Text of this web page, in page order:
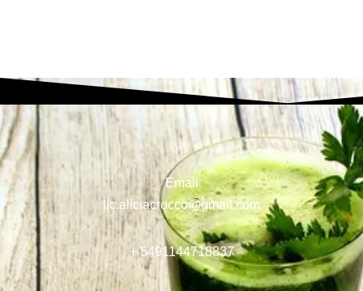
Email
lic.aliciacrocco@gmail.com
+ 5491144718837